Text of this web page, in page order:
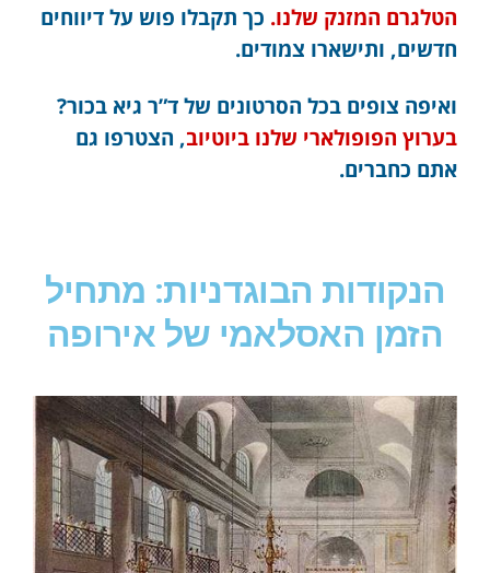
הטלגרם המזנק שלנו. כך תקבלו פוש על דיווחים
חדשים, ותישארו צמודים.
ואיפה צופים בכל הסרטונים של ד”ר גיא בכור?
בערוץ הפופולארי שלנו ביוטיוב, הצטרפו גם
אתם כחברים.
הנקודות הבוגדניות: מתחיל
הזמן האסלאמי של אירופה